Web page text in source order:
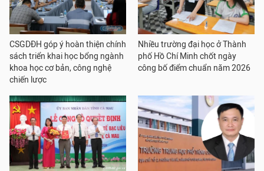
CSGDĐH góp ý hoàn thiện chính
sách triển khai học bổng ngành
khoa học cơ bản, công nghệ
chiến lược
Nhiều trường đại học ở Thành
phố Hồ Chí Minh chốt ngày
công bố điểm chuẩn năm 2026